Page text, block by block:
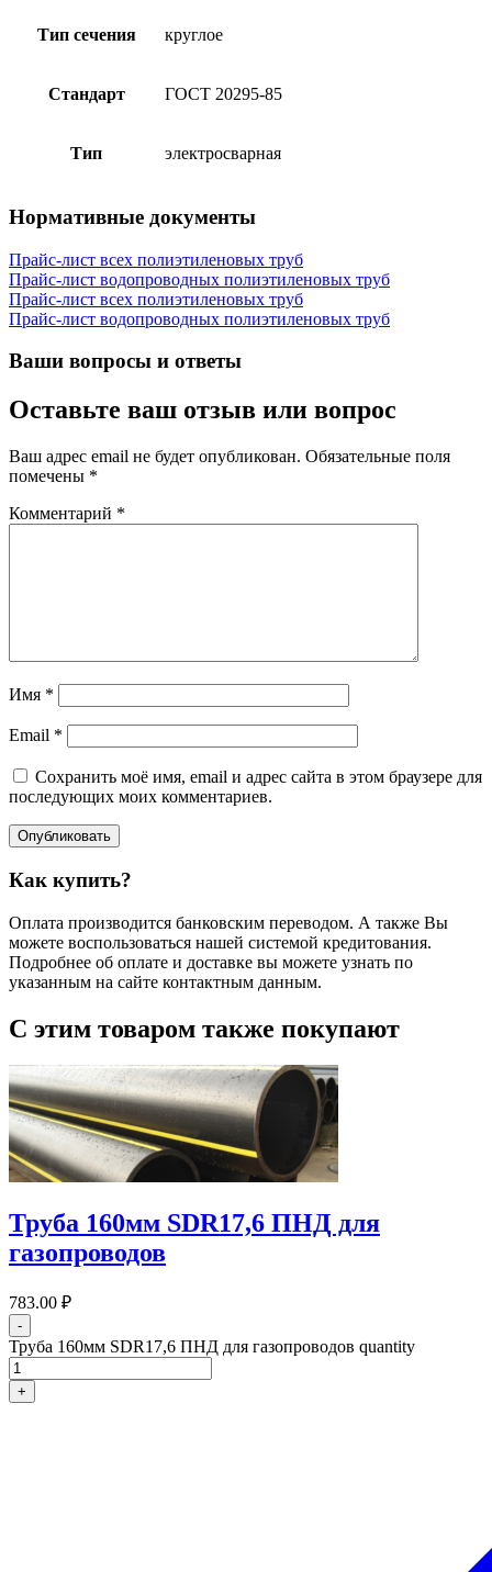
Тип сечения круглое
Стандарт ГОСТ 20295-85
Тип электросварная
Нормативные документы
Прайс-лист всех полиэтиленовых труб
Прайс-лист водопроводных полиэтиленовых труб
Прайс-лист всех полиэтиленовых труб
Прайс-лист водопроводных полиэтиленовых труб
Ваши вопросы и ответы
Оставьте ваш отзыв или вопрос
Ваш адрес email не будет опубликован. Обязательные поля
помечены *
Комментарий *
Имя *
Email *
Сохранить моё имя, email и адрес сайта в этом браузере для
последующих моих комментариев.
Опубликовать
Как купить?
Оплата производится банковским переводом. А также Вы
можете воспользоваться нашей системой кредитования.
Подробнее об оплате и доставке вы можете узнать по
указанным на сайте контактным данным.
С этим товаром также покупают
Труба 160мм SDR17,6 ПНД для
газопроводов
783.00 ₽
-
Труба 160мм SDR17,6 ПНД для газопроводов quantity
+